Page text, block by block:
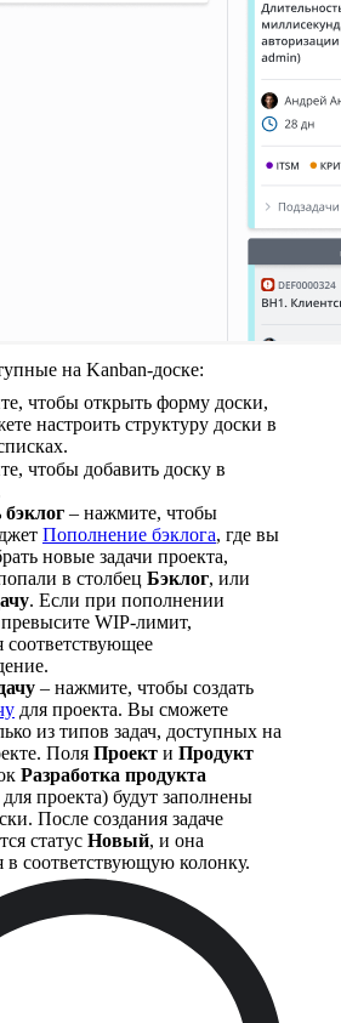
на Kanban-доске:
чтобы открыть форму доски,
настроить структуру доски в
чтобы добавить доску в
– нажмите, чтобы
Пополнение бэклога, где вы
новые задачи проекта,
в столбец Бэклог, или
. Если при пополнении
WIP-лимит,
соответствующее
– нажмите, чтобы создать
для проекта. Вы сможете
из типов задач, доступных на
Поля Проект и Продукт
Разработка продукта
проекта) будут заполнены
После создания задаче
статус Новый, и она
в соответствующую колонку.